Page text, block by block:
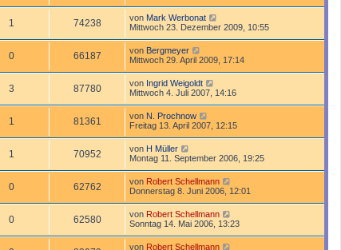
1 74238 von Mark Werbonat
Mittwoch 23. Dezember 2009, 10:55
0 66187 von Bergmeyer
Mittwoch 29. April 2009, 17:14
3 87780 von Ingrid Weigoldt
Mittwoch 4. Juli 2007, 14:16
1 81361 von N. Prochnow
Freitag 13. April 2007, 12:15
1 70952 von H Müller
Montag 11. September 2006, 19:25
0 62762 von Robert Schellmann
Donnerstag 8. Juni 2006, 12:01
0 62580 von Robert Schellmann
Sonntag 14. Mai 2006, 13:23
von Robert Schellmann